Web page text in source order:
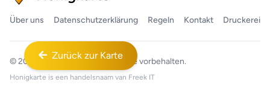
Zurück zur Karte
Über uns Datenschutzerklärung Regeln Kontakt Druckerei
© 2026 Honigkarte™ Alle Rechte vorbehalten.
Honigkarte is een handelsnaam van Freek IT